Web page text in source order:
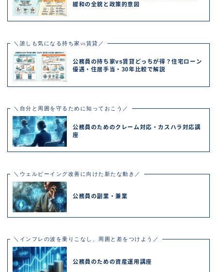
緩和の全貌と政策的意図
＼誰しも気になる持ち家vs賃貸／
公務員の持ち家vs賃貸どっちが得？住宅ローン
優遇・住居手当・30年比較で解説
＼自分と周囲を守るために知っておこう／
公務員のためのクレーム対応・カスハラ対応講
座
＼ウェルビーイング改善に向けた新たな動き／
公務員の副業・兼業
＼インフレの波を乗りこなし、周囲と差をつけよう／
公務員のための資産運用講座